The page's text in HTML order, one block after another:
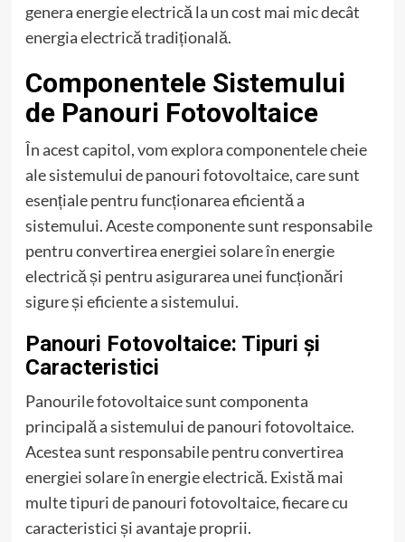
genera energie electrică la un cost mai mic decât
energia electrică tradițională.
Componentele Sistemului
de Panouri Fotovoltaice
În acest capitol, vom explora componentele cheie
ale sistemului de panouri fotovoltaice, care sunt
esențiale pentru funcționarea eficientă a
sistemului. Aceste componente sunt responsabile
pentru convertirea energiei solare în energie
electrică și pentru asigurarea unei funcționări
sigure și eficiente a sistemului.
Panouri Fotovoltaice: Tipuri și
Caracteristici
Panourile fotovoltaice sunt componenta
principală a sistemului de panouri fotovoltaice.
Acestea sunt responsabile pentru convertirea
energiei solare în energie electrică. Există mai
multe tipuri de panouri fotovoltaice, fiecare cu
caracteristici și avantaje proprii.